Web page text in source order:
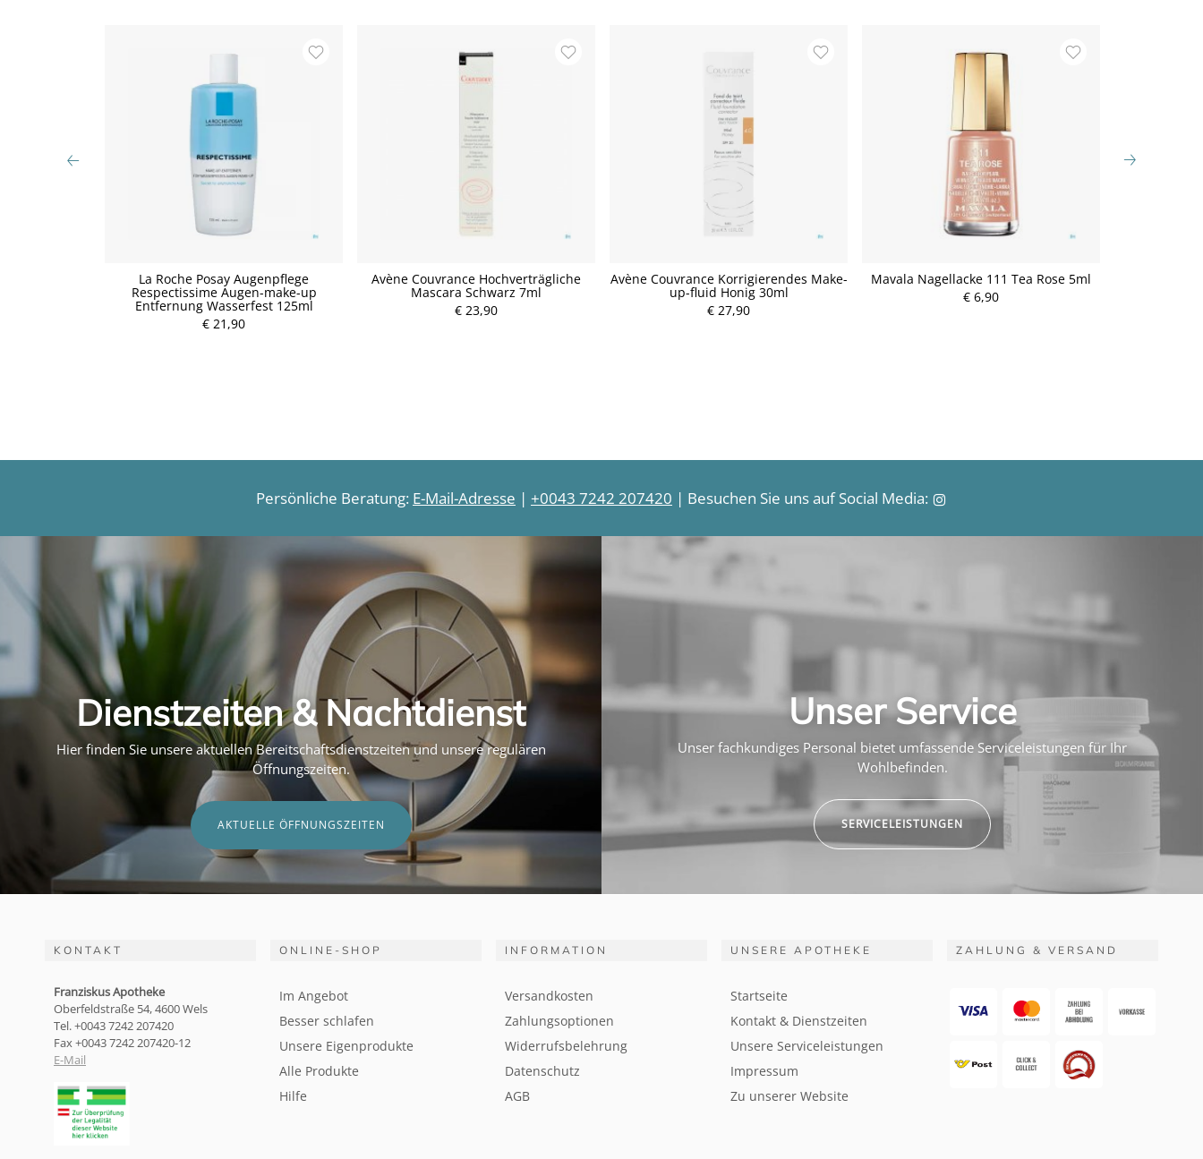
La Roche Posay Augenpflege
Respectissime Augen-make-up
Entfernung Wasserfest 125ml
€ 21,90
Avène Couvrance Hochverträgliche
Mascara Schwarz 7ml
€ 23,90
Avène Couvrance Korrigierendes Make-
up-fluid Honig 30ml
€ 27,90
Mavala Nagellacke 111 Tea Rose 5ml
€ 6,90
P
r
P
r
P
r
Persönliche Beratung: E-Mail-Adresse | +0043 7242 207420 | Besuchen Sie uns auf Social Media:
Dienstzeiten & Nachtdienst
Hier finden Sie unsere aktuellen Bereitschaftsdienstzeiten und unsere regulären
Öffnungszeiten.
AKTUELLE ÖFFNUNGSZEITEN
Unser Service
Unser fachkundiges Personal bietet umfassende Serviceleistungen für Ihr
Wohlbefinden.
SERVICELEISTUNGEN
KONTAKT
Franziskus Apotheke
Oberfeldstraße 54, 4600 Wels
Tel. +0043 7242 207420
Fax +0043 7242 207420-12
E-Mail
ONLINE-SHOP
Im Angebot
Besser schlafen
Unsere Eigenprodukte
Alle Produkte
Hilfe
INFORMATION
Versandkosten
Zahlungsoptionen
Widerrufsbelehrung
Datenschutz
AGB
UNSERE APOTHEKE
Startseite
Kontakt & Dienstzeiten
Unsere Serviceleistungen
Impressum
Zu unserer Website
ZAHLUNG & VERSAND